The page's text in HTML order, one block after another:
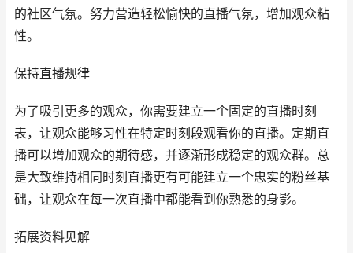
的社区气氛。努力营造轻松愉快的直播气氛，增加观众粘
性。
保持直播规律
为了吸引更多的观众，你需要建立一个固定的直播时刻
表，让观众能够习性在特定时刻段观看你的直播。定期直
播可以增加观众的期待感，并逐渐形成稳定的观众群。总
是大致维持相同时刻直播更有可能建立一个忠实的粉丝基
础，让观众在每一次直播中都能看到你熟悉的身影。
拓展资料见解